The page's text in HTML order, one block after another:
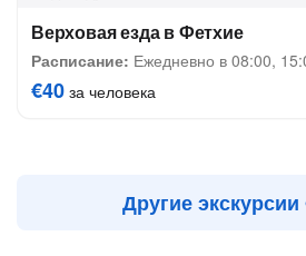
Верховая езда в Фетхие
Расписание: Ежедневно в 08:00,
€40 за человека
Другие